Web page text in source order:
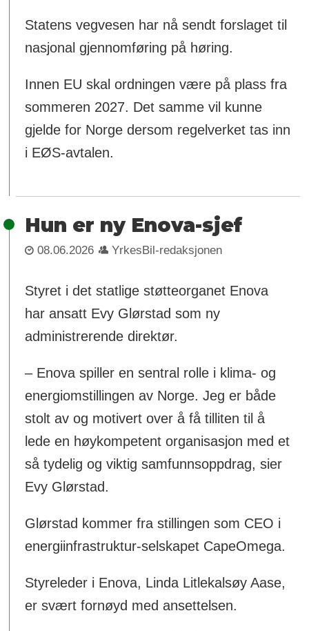
Statens vegvesen har nå sendt forslaget til
nasjonal gjennomføring på høring.
Innen EU skal ordningen være på plass fra
sommeren 2027. Det samme vil kunne
gjelde for Norge dersom regelverket tas inn
i EØS-avtalen.
Hun er ny Enova-sjef
08.06.2026 YrkesBil-redaksjonen
Styret i det statlige støtteorganet Enova
har ansatt Evy Glørstad som ny
administrerende direktør.
– Enova spiller en sentral rolle i klima- og
energiomstillingen av Norge. Jeg er både
stolt av og motivert over å få tilliten til å
lede en høykompetent organisasjon med et
så tydelig og viktig samfunnsoppdrag, sier
Evy Glørstad.
Glørstad kommer fra stillingen som CEO i
energiinfrastruktur-selskapet CapeOmega.
Styreleder i Enova, Linda Litlekalsøy Aase,
er svært fornøyd med ansettelsen.